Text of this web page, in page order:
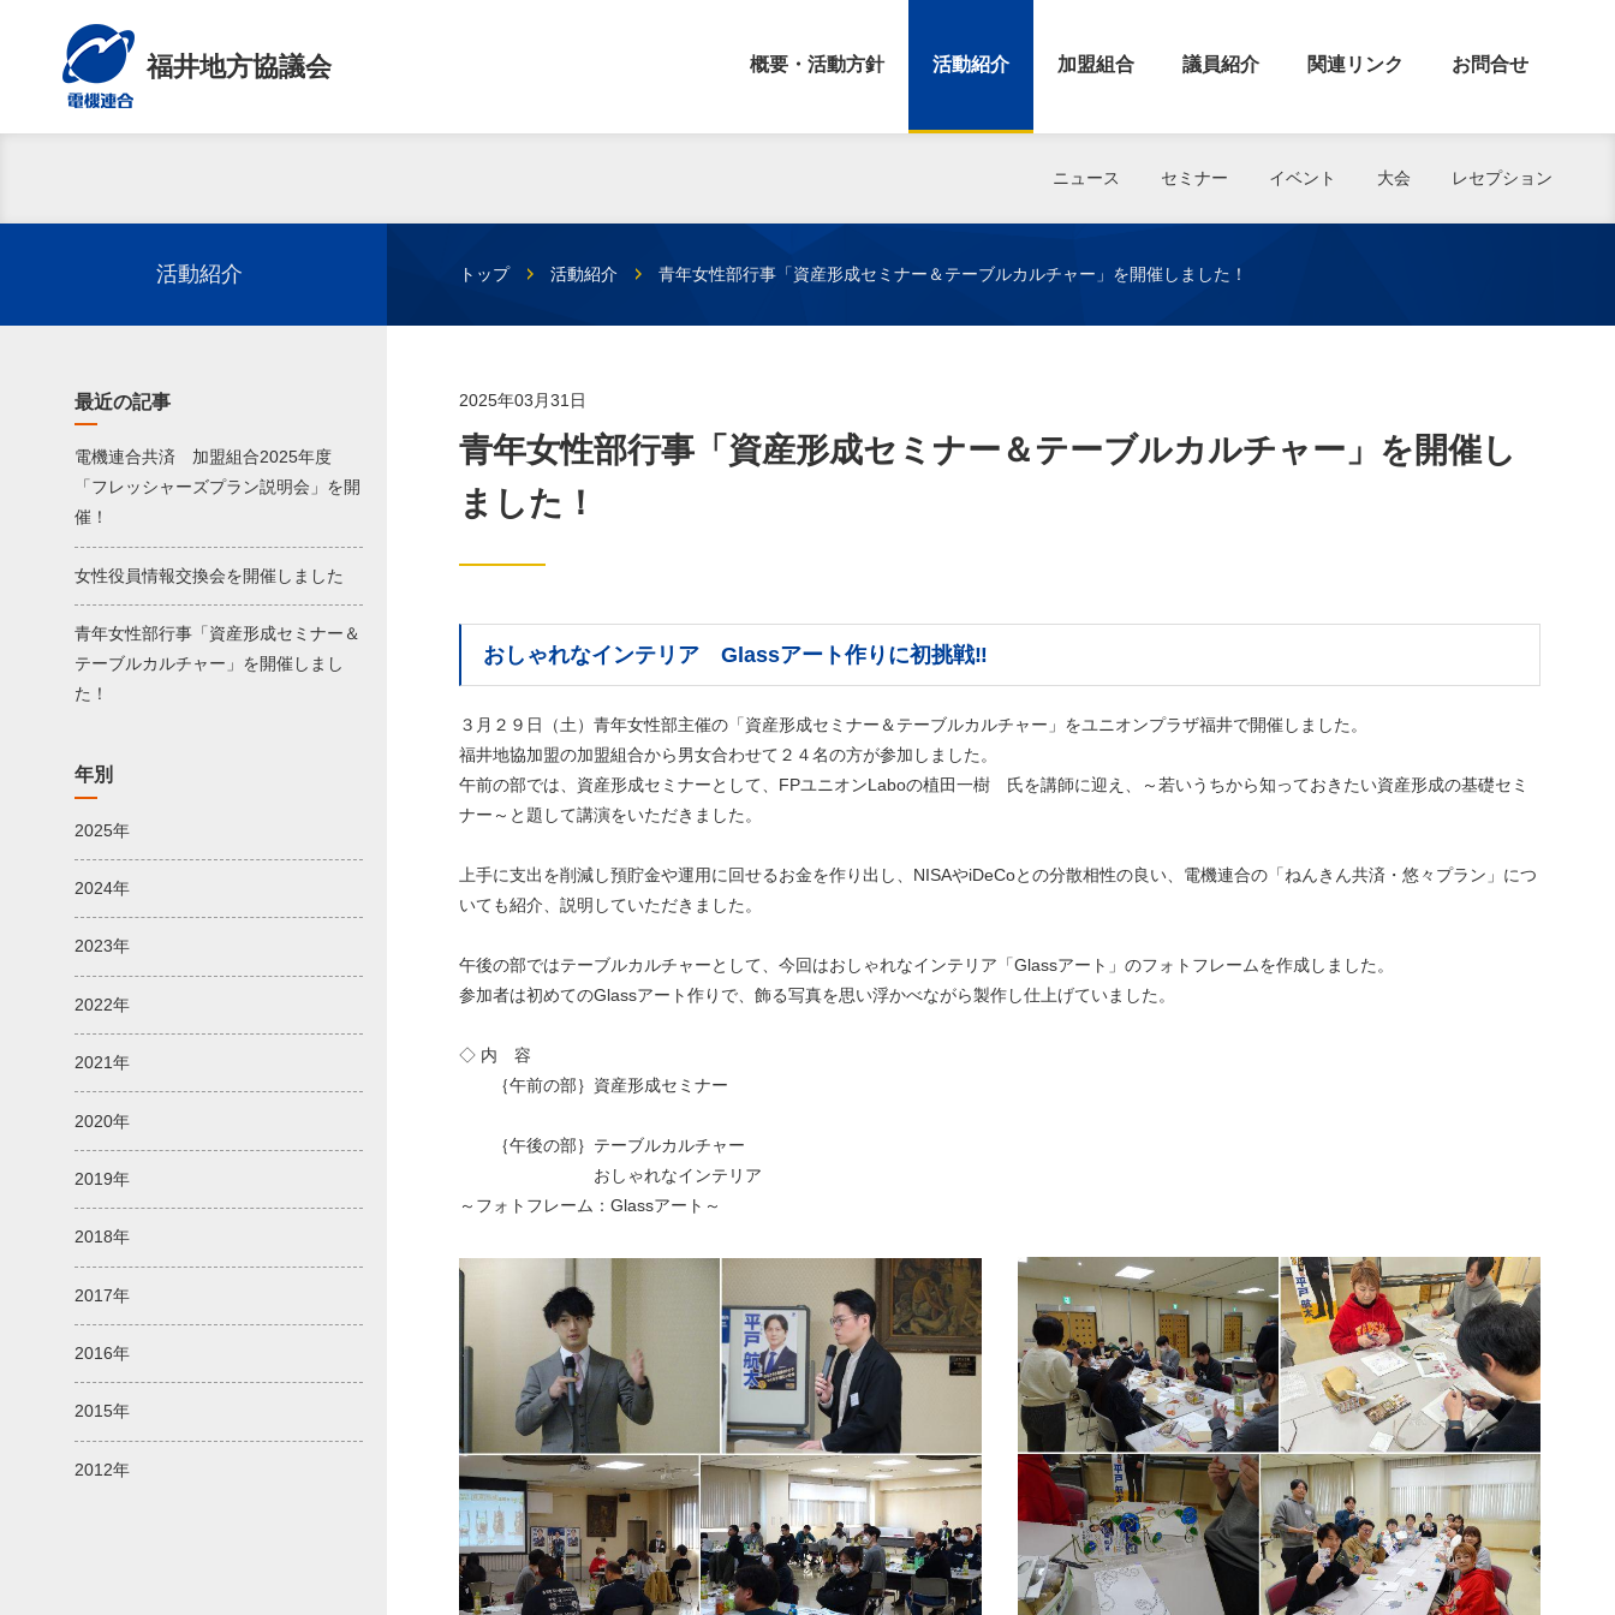
福井地方協議会 概要・活動方針 活動紹介 加盟組合 議員紹介 関連リンク お問合せ
ニュース セミナー イベント 大会 レセプション
トップ 活動紹介 青年女性部行事「資産形成セミナー＆テーブルカルチャー」を開催しました！
活動紹介
2025年03月31日
青年女性部行事「資産形成セミナー＆テーブルカルチャー」を開催し
ました！
おしゃれなインテリア Glassアート作りに初挑戦‼
３月２９日（土）青年女性部主催の「資産形成セミナー＆テーブルカルチャー」をユニオンプラザ福井で開催しました。
福井地協加盟の加盟組合から男女合わせて２４名の方が参加しました。
午前の部では、資産形成セミナーとして、FPユニオンLaboの植田一樹 氏を講師に迎え、～若いうちから知っておきたい資産形成の基礎セミ
ナー～と題して講演をいただきました。
上手に支出を削減し預貯金や運用に回せるお金を作り出し、NISAやiDeCoとの分散相性の良い、電機連合の「ねんきん共済・悠々プラン」につ
いても紹介、説明していただきました。
午後の部ではテーブルカルチャーとして、今回はおしゃれなインテリア「Glassアート」のフォトフレームを作成しました。
参加者は初めてのGlassアート作りで、飾る写真を思い浮かべながら製作し仕上げていました。
◇ 内 容
｛午前の部｝資産形成セミナー
｛午後の部｝テーブルカルチャー
おしゃれなインテリア
～フォトフレーム：Glassアート～
最近の記事
電機連合共済 加盟組合2025年度
「フレッシャーズプラン説明会」を開
催！
女性役員情報交換会を開催しました
青年女性部行事「資産形成セミナー＆
テーブルカルチャー」を開催しまし
た！
年別
2025年
2024年
2023年
2022年
2021年
2020年
2019年
2018年
2017年
2016年
2015年
2012年